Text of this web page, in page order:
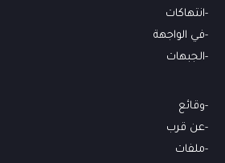
انتهاكات
في الواجهة
الجبهات
وقائع
عن قرب
ملفات